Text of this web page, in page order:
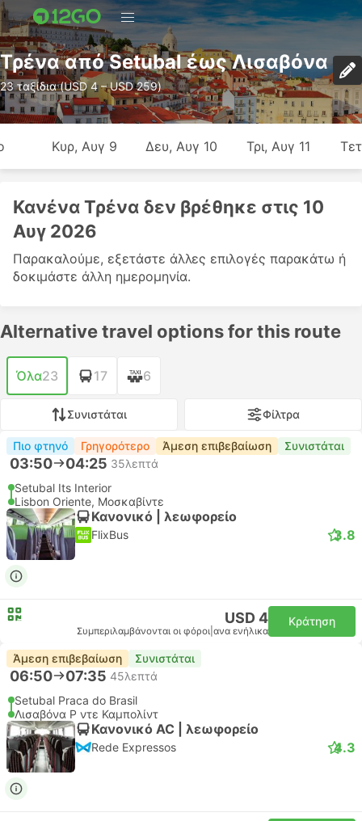
Τρένα από Setubal έως Λισαβόνα
23 ταξίδια (USD 4 – USD 259)
Κυρ, Αυγ 9 Δευ, Αυγ 10 Τρι, Αυγ 11
Κανένα Τρένα δεν βρέθηκε στις 10
Αυγ 2026
Παρακαλούμε, εξετάστε άλλες επιλογές παρακάτω ή
δοκιμάστε άλλη ημερομηνία.
Alternative travel options for this route
Όλα23 17 6
Συνιστάται Φίλτρα
Πιο φτηνό Γρηγορότερο Άμεση επιβεβαίωση Συνιστάται
03:50 04:25 35λεπτά
Setubal Its Interior
Lisbon Oriente, Μοσκαβίντε
Κανονικό | λεωφορείο
FlixBus 3.8
USD 4
Συμπεριλαμβάνονται οι φόροι ανα ενήλικα
Κράτηση
Άμεση επιβεβαίωση Συνιστάται
06:50 07:35 45λεπτά
Setubal Praca do Brasil
Λισαβόνα Ρ ντε Καμπολίντ
Κανονικό AC | λεωφορείο
Rede Expressos 4.3